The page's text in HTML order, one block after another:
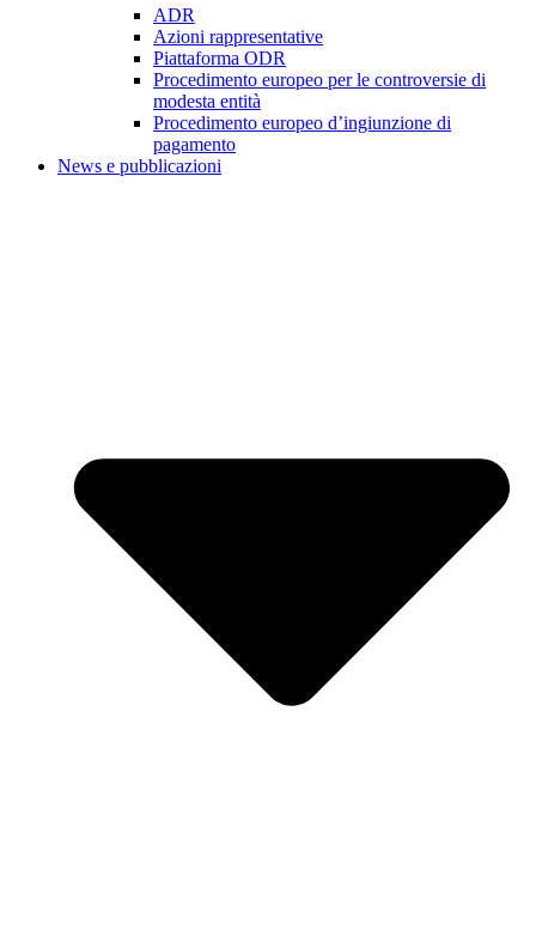
ADR
Azioni rappresentative
Piattaforma ODR
Procedimento europeo per le controversie di
modesta entità
Procedimento europeo d’ingiunzione di
pagamento
News e pubblicazioni